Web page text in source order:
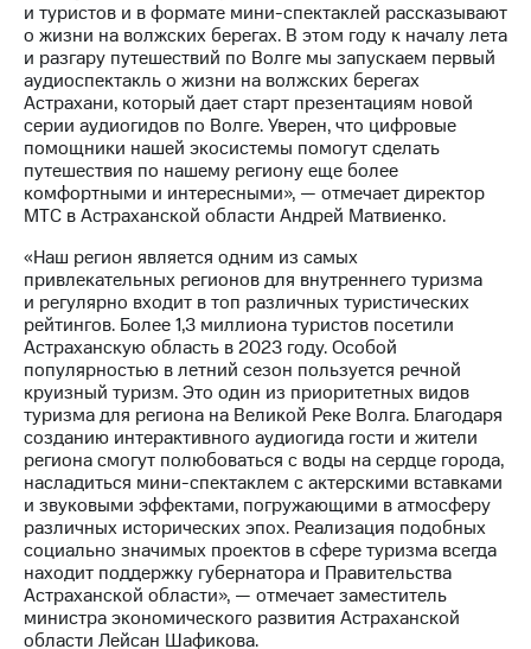
о
погашении
именных
облигаций
Другое
Регистратор
Реквизиты
Контакты
развитие
деловая этика
На главную
и туристов и в формате мини-спектаклей рассказывают
о жизни на волжских берегах. В этом году к началу лета
и разгару путешествий по Волге мы запускаем первый
аудиоспектакль о жизни на волжских берегах
Астрахани, который дает старт презентациям новой
серии аудиогидов по Волге. Уверен, что цифровые
помощники нашей экосистемы помогут сделать
путешествия по нашему региону еще более
комфортными и интересными», — отмечает директор
МТС в Астраханской области Андрей Матвиенко.
«Наш регион является одним из самых
привлекательных регионов для внутреннего туризма
и регулярно входит в топ различных туристических
рейтингов. Более 1,3 миллиона туристов посетили
Астраханскую область в 2023 году. Особой
популярностью в летний сезон пользуется речной
круизный туризм. Это один из приоритетных видов
туризма для региона на Великой Реке Волга. Благодаря
созданию интерактивного аудиогида гости и жители
региона смогут полюбоваться с воды на сердце города,
насладиться мини-спектаклем с актерскими вставками
и звуковыми эффектами, погружающими в атмосферу
различных исторических эпох. Реализация подобных
социально значимых проектов в сфере туризма всегда
находит поддержку губернатора и Правительства
Астраханской области», — отмечает заместитель
министра экономического развития Астраханской
области Лейсан Шафикова.